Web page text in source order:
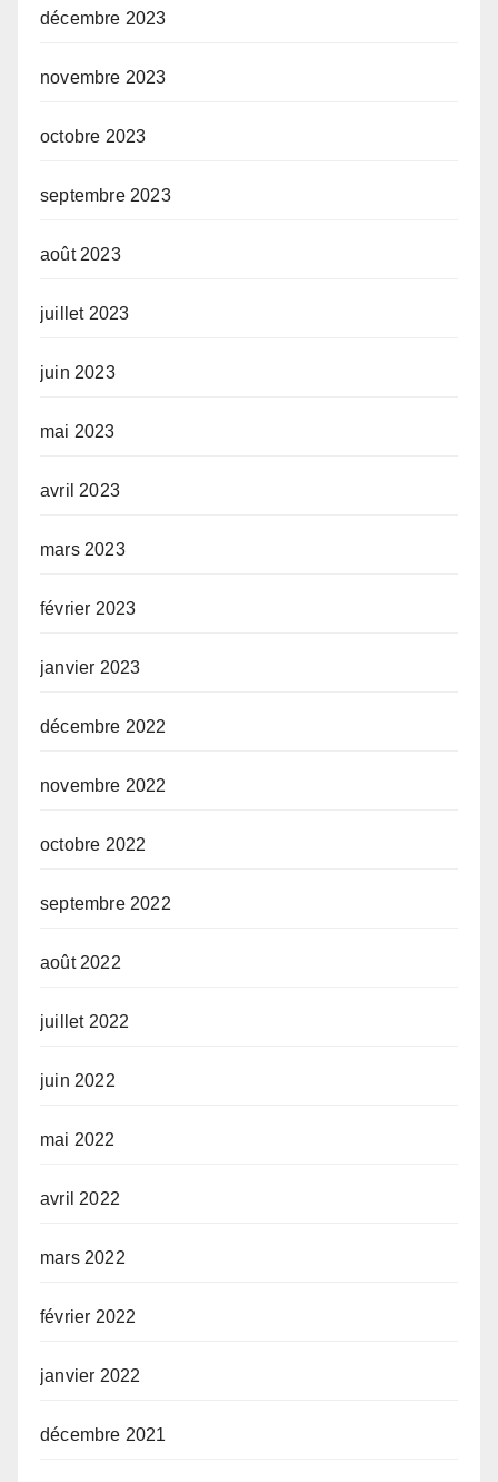
décembre 2023
novembre 2023
octobre 2023
septembre 2023
août 2023
juillet 2023
juin 2023
mai 2023
avril 2023
mars 2023
février 2023
janvier 2023
décembre 2022
novembre 2022
octobre 2022
septembre 2022
août 2022
juillet 2022
juin 2022
mai 2022
avril 2022
mars 2022
février 2022
janvier 2022
décembre 2021